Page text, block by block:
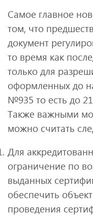
Самое главное
том, что
документ
то время как
только для
оформленных до
№935 то есть до
Также важными
можно считать
Для
ограничение по
выданных
обеспечить
проведения